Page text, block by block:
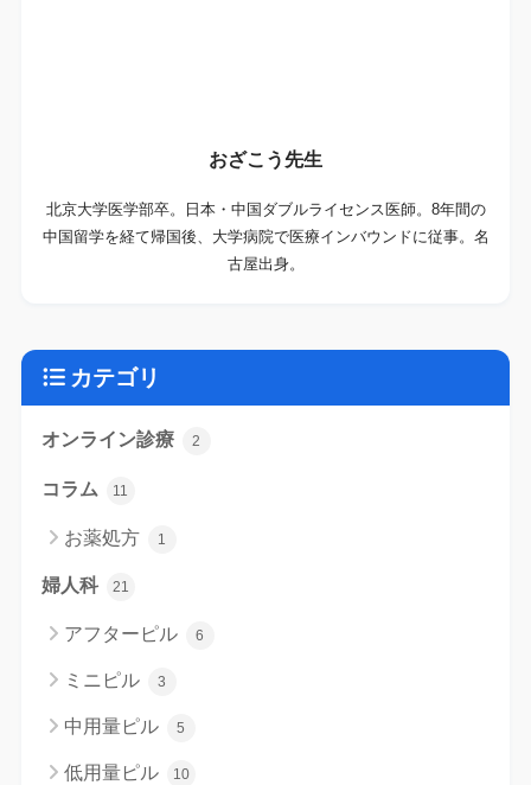
おざこう先生
北京大学医学部卒。日本・中国ダブルライセンス医師。8年間の
中国留学を経て帰国後、大学病院で医療インバウンドに従事。名
古屋出身。
カテゴリ
オンライン診療 2
コラム 11
お薬処方 1
婦人科 21
アフターピル 6
ミニピル 3
中用量ピル 5
低用量ピル 10